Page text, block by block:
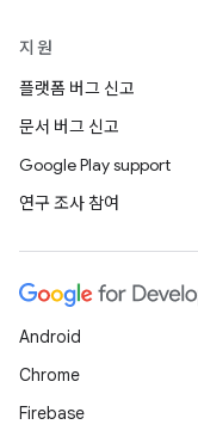
지원
플랫폼 버그 신고
문서 버그 신고
Google Play support
연구 조사 참여
Android
Chrome
Firebase